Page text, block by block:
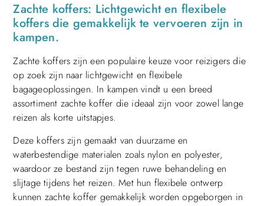
Zachte koffers: Lichtgewicht en flexibele
koffers die gemakkelijk te vervoeren zijn in
kampen.
Zachte koffers zijn een populaire keuze voor reizigers die
op zoek zijn naar lichtgewicht en flexibele
bagageoplossingen. In kampen vindt u een breed
assortiment zachte koffer die ideaal zijn voor zowel lange
reizen als korte uitstapjes.
Deze koffers zijn gemaakt van duurzame en
waterbestendige materialen zoals nylon en polyester,
waardoor ze bestand zijn tegen ruwe behandeling en
slijtage tijdens het reizen. Met hun flexibele ontwerp
kunnen zachte koffer gemakkelijk worden opgeborgen in